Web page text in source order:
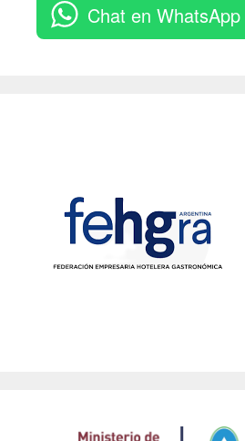
Chat en WhatsApp